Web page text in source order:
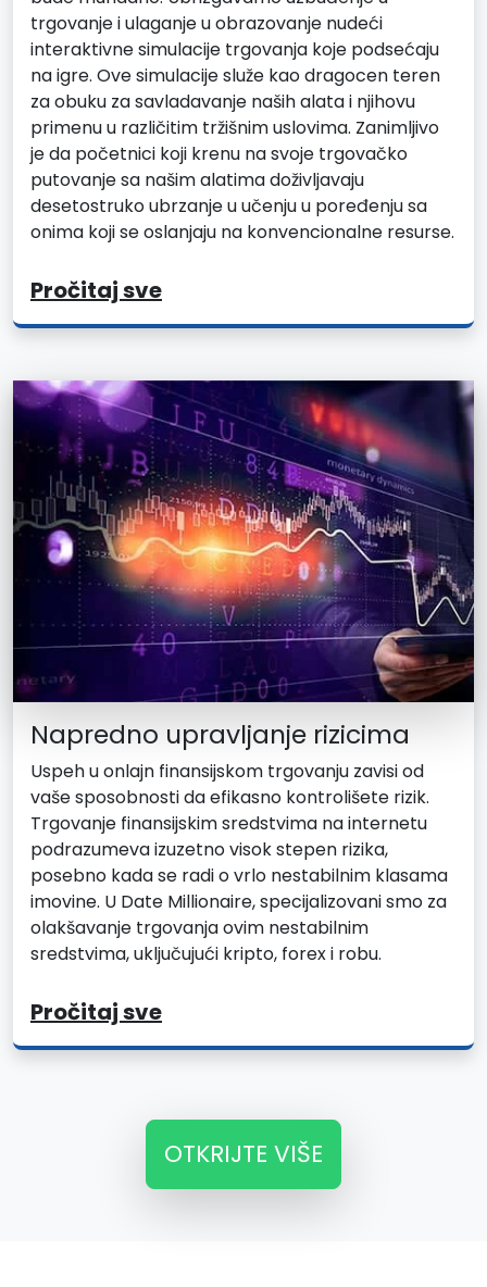
trgovanje i ulaganje u obrazovanje nudeći
interaktivne simulacije trgovanja koje podsećaju
na igre. Ove simulacije služe kao dragocen teren
za obuku za savladavanje naših alata i njihovu
primenu u različitim tržišnim uslovima. Zanimljivo
je da početnici koji krenu na svoje trgovačko
putovanje sa našim alatima doživljavaju
desetostruko ubrzanje u učenju u poređenju sa
onima koji se oslanjaju na konvencionalne resurse.
Pročitaj sve
Napredno upravljanje rizicima
Uspeh u onlajn finansijskom trgovanju zavisi od
vaše sposobnosti da efikasno kontrolišete rizik.
Trgovanje finansijskim sredstvima na internetu
podrazumeva izuzetno visok stepen rizika,
posebno kada se radi o vrlo nestabilnim klasama
imovine. U Date Millionaire, specijalizovani smo za
olakšavanje trgovanja ovim nestabilnim
sredstvima, uključujući kripto, forex i robu.
Pročitaj sve
OTKRIJTE VIŠE